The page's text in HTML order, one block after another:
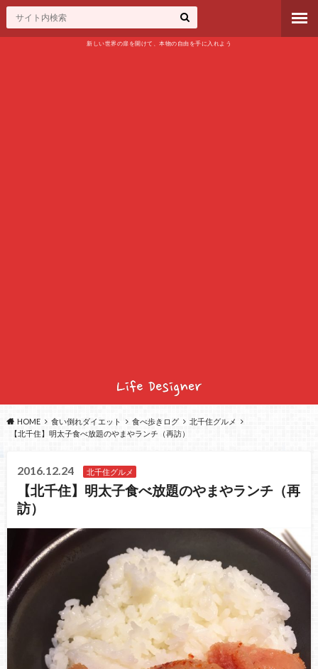
新しい世界の扉を開けて、本物の自由を手に入れよう
HOME 食い倒れダイエット 食べ歩きログ
北千住グルメ
【北千住】明太子食べ放題のやまやランチ（再訪）
2016.12.24 北千住グルメ
【北千住】明太子食べ放題のやまやランチ（再
訪）